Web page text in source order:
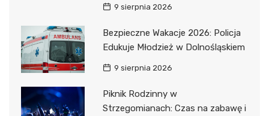
9 sierpnia 2026
Bezpieczne Wakacje 2026: Policja
Edukuje Młodzież w Dolnośląskiem
9 sierpnia 2026
Piknik Rodzinny w
Strzegomianach: Czas na zabawę i